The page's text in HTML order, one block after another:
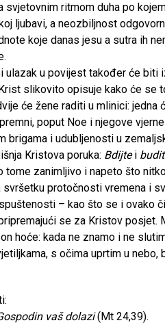
svjetovnim ritmom duha po
ljubavi, a neozbiljnost
koje danas jesu a sutra ih
ulazak u povijest također će biti
slikovito opisuje kako će se
će žene raditi u mlinici:
poput Noe i njegove
brigama i udubljenosti u
Kristova poruka: Bdijtei
tome zanimljivo i napeto što
svršetku protočnosti vremena i
– kao što se i ovako
se za Kristov posjet.
hoće: kada ne znamo i ne
s očima uprtim u nebo,
vaš dolazi(Mt 24,39).